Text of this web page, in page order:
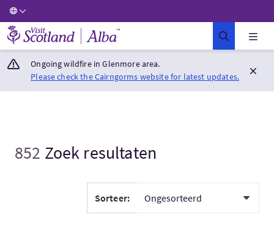
Visit Scotland Home
Ongoing wildfire in Glenmore area.
Please check the Cairngorms website for latest updates.
852 Zoek resultaten
Sorteer: